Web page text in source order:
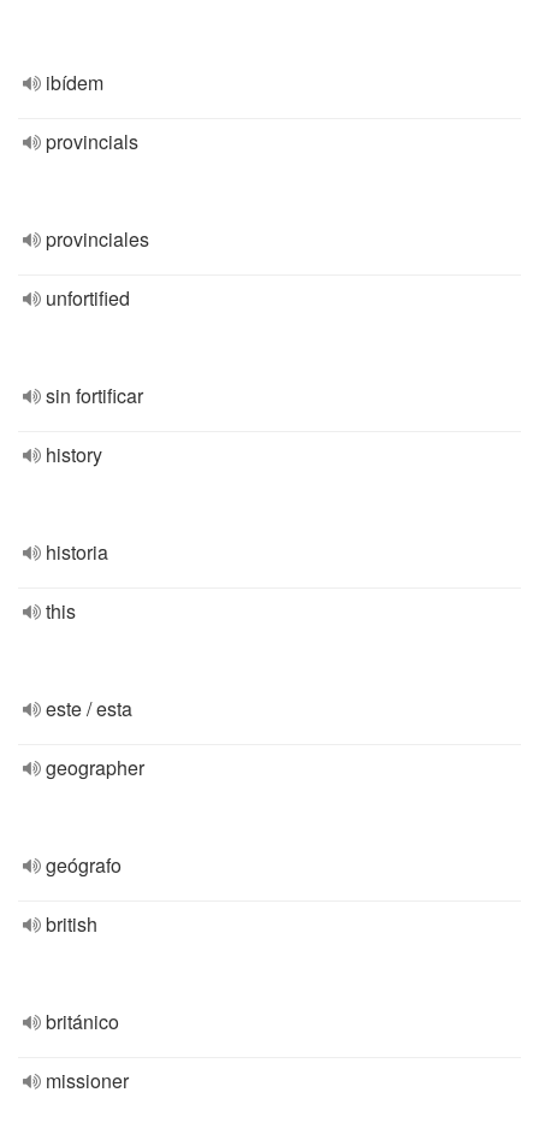
ibídem
provincials
provinciales
unfortified
sin fortificar
history
historia
this
este / esta
geographer
geógrafo
british
británico
missioner